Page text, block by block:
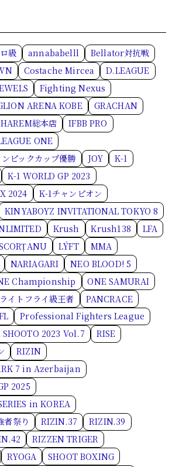
級 annababelll
Bellator対抗戦
Costache Mircea
D.LEAGUE
Fighting Nexus
ARENA KOBE
GRACHAN
HAREM総本店
IFBB PRO
ONE
ピックカップ優勝
JOY
K-1
K-1 WORLD GP 2023
2024
K-1チャンピオン
KINYABOYZ INVITATIONAL TOKYO 8
Krush Krush138
LFA
LÝFT
MMA
NARIAGARI
NEO BLOOD! 5
Championship
ONE SAMURAI
イトフライ級王者
PANCRACE
Professional Fighters League
SHOOTO 2023 Vol.7
RISE
RIZIN
7 in Azerbaijan
2025
in KOREA
祭り
RIZIN.37
RIZIN.39
RIZZEN TRIGER
RYOGA
SHOOT BOXING